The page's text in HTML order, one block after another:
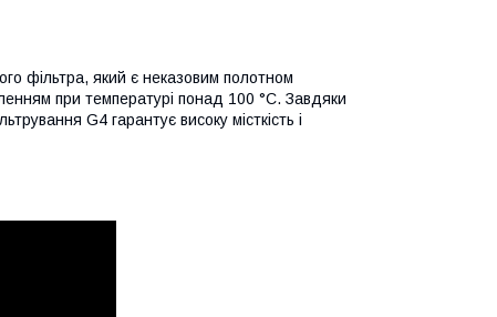
фільтра, який є неказовим полотном
при температурі понад 100 °С. Завдяки
G4 гарантує високу місткість і